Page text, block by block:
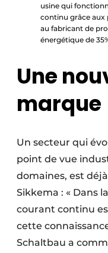
usine qui
continu grâce aux
au fabricant de
énergétique de
Une
marque
Un secteur qui
point de vue
domaines, est
Sikkema : « Dans
courant continu
cette
Schaltbau a